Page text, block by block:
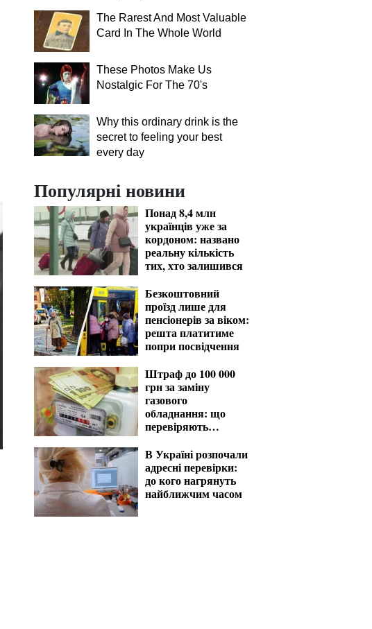
The Rarest And Most Valuable
Card In The Whole World
These Photos Make Us
Nostalgic For The 70's
Why this ordinary drink is the
secret to feeling your best
every day
Популярні новини
Понад 8,4 млн
українців уже за
кордоном: названо
реальну кількість
тих, хто залишився
Безкоштовний
проїзд лише для
пенсіонерів за віком:
решта платитиме
попри посвідчення
Штраф до 100 000
грн за заміну
газового
обладнання: що
перевіряють
В Україні розпочали
адресні перевірки:
до кого нагрянуть
найближчим часом